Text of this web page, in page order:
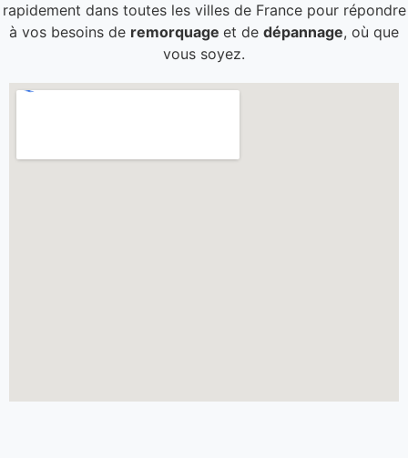
rapidement dans toutes les villes de France pour répondre
à vos besoins de remorquage et de dépannage, où que
vous soyez.